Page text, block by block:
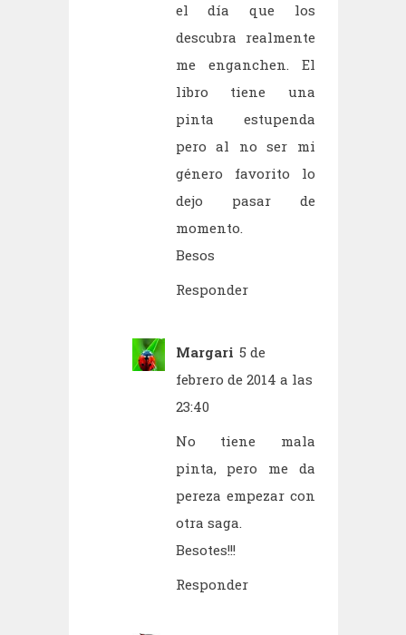
el día que los
descubra realmente
me enganchen. El
libro tiene una
pinta estupenda
pero al no ser mi
género favorito lo
dejo pasar de
momento.
Besos
Responder
Margari 5 de
febrero de 2014 a las
23:40
No tiene mala
pinta, pero me da
pereza empezar con
otra saga.
Besotes!!!
Responder